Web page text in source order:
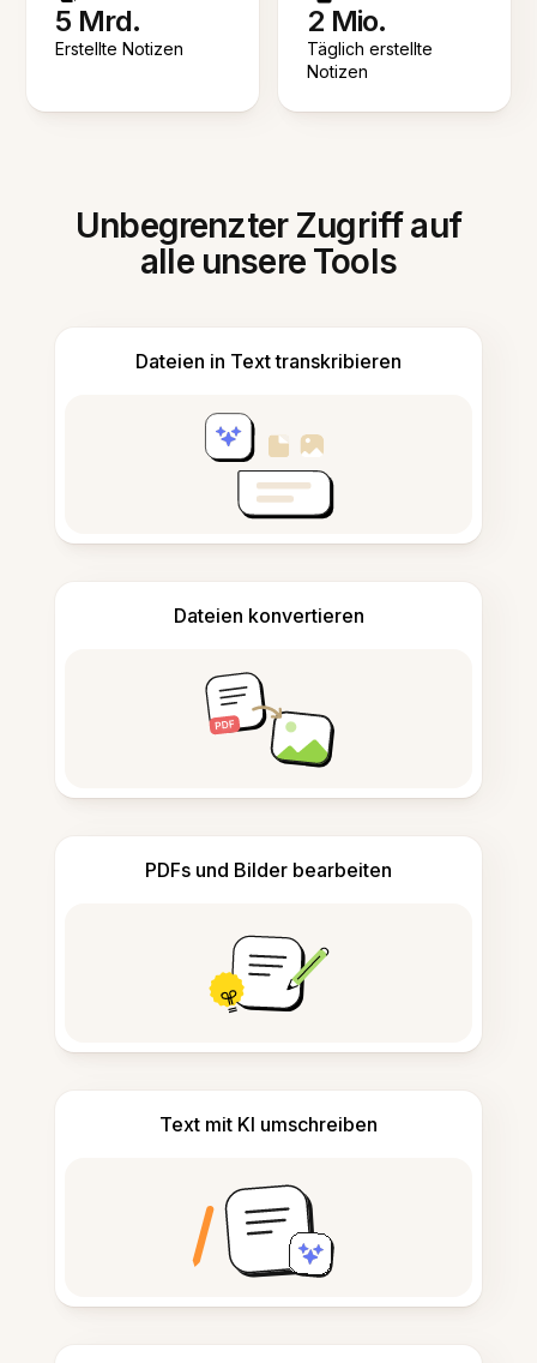
5 Mrd.
Erstellte Notizen
2 Mio.
Täglich erstellte
Notizen
Unbegrenzter Zugriff auf
alle unsere Tools
Dateien in Text transkribieren
Dateien konvertieren
PDFs und Bilder bearbeiten
Text mit KI umschreiben